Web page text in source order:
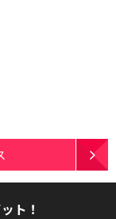
ト！